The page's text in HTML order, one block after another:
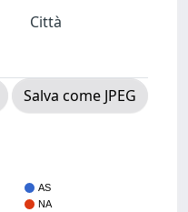
Città
Salva come JPEG
AS
NA